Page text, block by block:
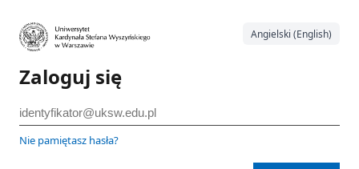
Angielski (English)
Zaloguj się
Nie pamiętasz hasła?